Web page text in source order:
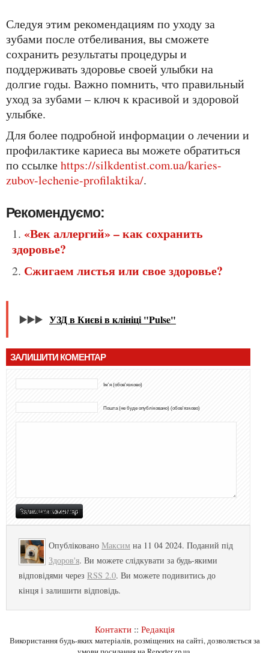
Следуя этим рекомендациям по уходу за
зубами после отбеливания, вы сможете
сохранить результаты процедуры и
поддерживать здоровье своей улыбки на
долгие годы. Важно помнить, что правильный
уход за зубами – ключ к красивой и здоровой
улыбке.
Для более подробной информации о лечении и
профилактике кариеса вы можете обратиться
по ссылкеhttps://silkdentist.com.ua/karies-
zubov-lechenie-profilaktika/.
Рекомендуємо:
«Век аллергий» – как сохранить
здоровье?
Сжигаем листья или свое здоровье?
▶️▶️▶️ УЗД в Києві в клініці "Pulse"
ЗАЛИШИТИ КОМЕНТАР
Ім'я (обов'язково)
Пошта (не буде опубліковано) (обов'язково)
Опубліковано Максим на 11 04 2024. Поданий під
Здоров'я. Ви можете слідкувати за будь-якими
відповідями через RSS 2.0. Ви можете подивитись до
кінця і залишити відповідь.
Контакти:: Редакція
Використання будь-яких матеріалів, розміщених на сайті, дозволяється за